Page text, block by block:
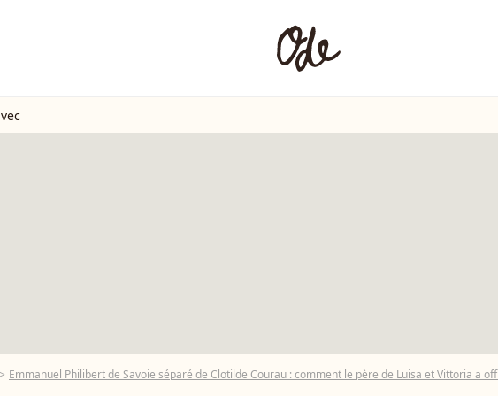
Emmanuel Philibert de Savoie séparé de Clotilde Courau : comment le père de Luisa et Vittoria a